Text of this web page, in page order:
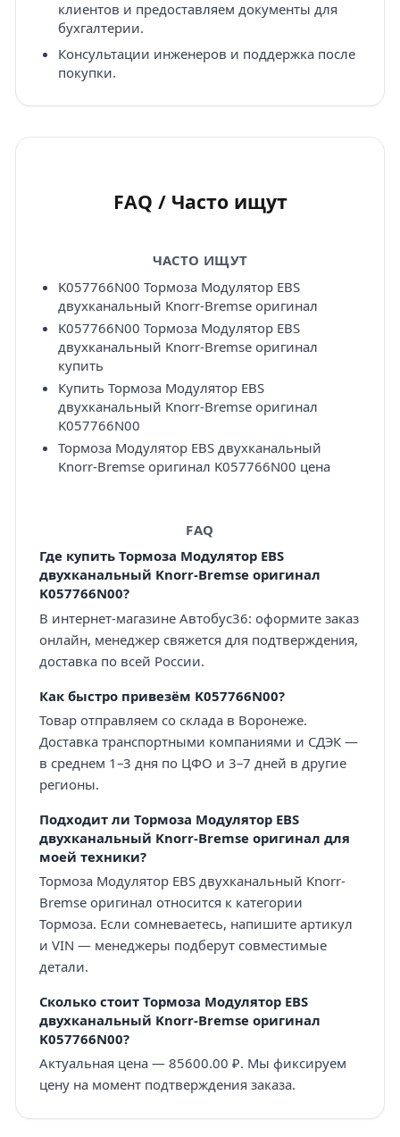
клиентов и предоставляем документы для
бухгалтерии.
Консультации инженеров и поддержка после
покупки.
FAQ / Часто ищут
ЧАСТО ИЩУТ
K057766N00 Тормоза Модулятор EBS
двухканальный Knorr-Bremse оригинал
K057766N00 Тормоза Модулятор EBS
двухканальный Knorr-Bremse оригинал
купить
Купить Тормоза Модулятор EBS
двухканальный Knorr-Bremse оригинал
K057766N00
Тормоза Модулятор EBS двухканальный
Knorr-Bremse оригинал K057766N00 цена
FAQ
Где купить Тормоза Модулятор EBS
двухканальный Knorr-Bremse оригинал
K057766N00?
В интернет-магазине Автобус36: оформите заказ
онлайн, менеджер свяжется для подтверждения,
доставка по всей России.
Как быстро привезём K057766N00?
Товар отправляем со склада в Воронеже.
Доставка транспортными компаниями и СДЭК —
в среднем 1–3 дня по ЦФО и 3–7 дней в другие
регионы.
Подходит ли Тормоза Модулятор EBS
двухканальный Knorr-Bremse оригинал для
моей техники?
Тормоза Модулятор EBS двухканальный Knorr-
Bremse оригинал относится к категории
Тормоза. Если сомневаетесь, напишите артикул
и VIN — менеджеры подберут совместимые
детали.
Сколько стоит Тормоза Модулятор EBS
двухканальный Knorr-Bremse оригинал
K057766N00?
Актуальная цена — 85600.00 ₽. Мы фиксируем
цену на момент подтверждения заказа.